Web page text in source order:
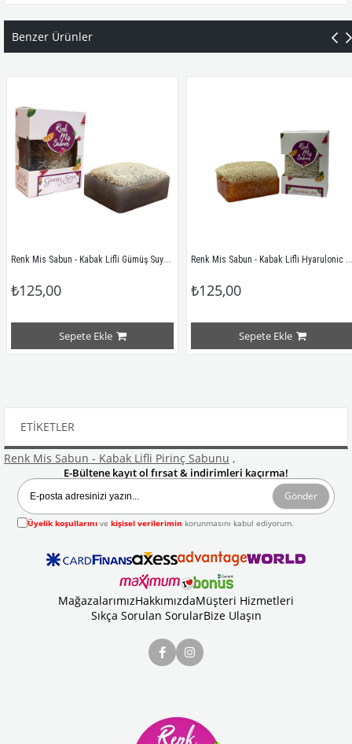
Benzer Ürünler
Renk Mis Sabun - Kabak Lifli Gümüş Suyu Sabunu
₺125,00
Sepete Ekle
Renk Mis Sabun - Kabak Lifli Hyarulonic Acid Sabunu
₺125,00
Sepete Ekle
ETIKETLER
Renk Mis Sabun - Kabak Lifli Pirinç Sabunu ,
E-Bültene kayıt ol fırsat & indirimleri kaçırma!
Gönder
Üyelik koşullarını vekişisel verilerimin korunmasını kabul ediyorum.
MağazalarımızHakkımızdaMüşteri Hizmetleri
Sıkça Sorulan SorularBize Ulaşın